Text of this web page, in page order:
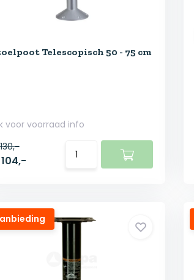
Telescopisch 50 - 75 cm
voor voorraad info